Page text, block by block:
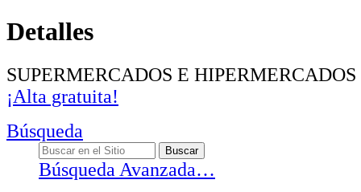
Detalles
SUPERMERCADOS E HIPERMERCADOS
¡Alta gratuita!
Búsqueda
Búsqueda Avanzada…